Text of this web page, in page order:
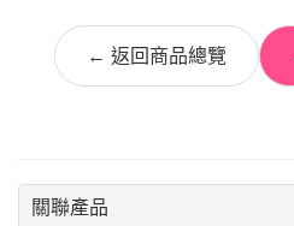
← 返回商品總覽
關聯產品